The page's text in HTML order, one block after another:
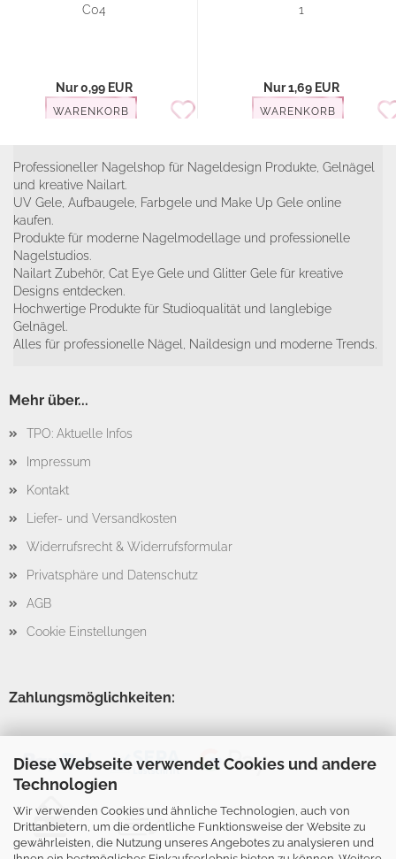
Diese Webseite verwendet Cookies und andere
Technologien
Wir verwenden Cookies und ähnliche Technologien, auch von
Drittanbietern, um die ordentliche Funktionsweise der Website zu
gewährleisten, die Nutzung unseres Angebotes zu analysieren und
C04
Nur 0,99 EUR
WARENKORB
1
Nur 1,69 EUR
WARENKORB
Professioneller Nagelshop für Nageldesign Produkte, Gelnägel
und kreative Nailart.
UV Gele, Aufbaugele, Farbgele und Make Up Gele online
kaufen.
Produkte für moderne Nagelmodellage und professionelle
Nagelstudios.
Nailart Zubehör, Cat Eye Gele und Glitter Gele für kreative
Designs entdecken.
Hochwertige Produkte für Studioqualität und langlebige
Gelnägel.
Alles für professionelle Nägel, Naildesign und moderne Trends.
Mehr über...
TPO: Aktuelle Infos
Impressum
Kontakt
Liefer- und Versandkosten
Widerrufsrecht & Widerrufsformular
Privatsphäre und Datenschutz
AGB
Cookie Einstellungen
Zahlungsmöglichkeiten: